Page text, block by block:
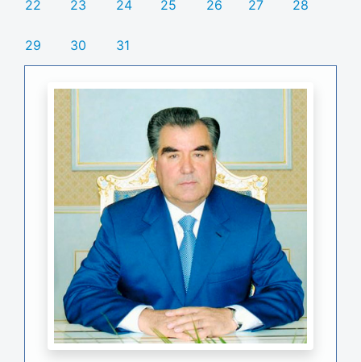
22 23 24 25 26 27 28
29 30 31